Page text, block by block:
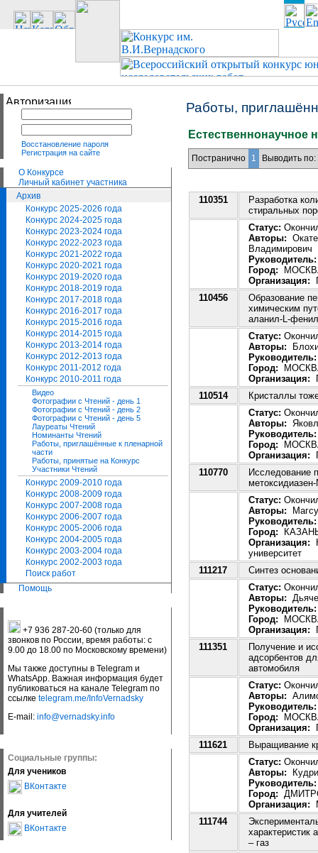
Восстановление пароля
Регистрация на сайте
О Конкурсе
Личный кабинет участника
Архив
Конкурс 2025-2026 года
Конкурс 2024-2025 года
Конкурс 2023-2024 года
Конкурс 2022-2023 года
Конкурс 2021-2022 года
Конкурс 2020-2021 года
Конкурс 2019-2020 года
Конкурс 2018-2019 года
Конкурс 2017-2018 года
Конкурс 2016-2017 года
Конкурс 2015-2016 года
Конкурс 2014-2015 года
Конкурс 2013-2014 года
Конкурс 2012-2013 года
Конкурс 2011-2012 года
Конкурс 2010-2011 года
Видео
Фотографии с Чтений - день 1
Фотографии с Чтений - день 2
Фотографии с Чтений - день 5
Лауреаты Чтений
Номинанты Чтений
Работы, приглашённые к пленарной
части
Работы, принятые на Конкурс
Участники Чтений
Конкурс 2009-2010 года
Конкурс 2008-2009 года
Конкурс 2007-2008 года
Конкурс 2006-2007 года
Конкурс 2005-2006 года
Конкурс 2004-2005 года
Конкурс 2003-2004 года
Конкурс 2002-2003 года
Поиск работ
Помощь
+7 936 287-20-60 (только для
звонков по России, время работы: с
9.00 до 18.00 по Московскому времени)
Мы также доступны в Telegram и
WhatsApp. Важная информация будет
публиковаться на канале Telegram по
ссылке telegram.me/InfoVernadsky
E-mail: info@vernadsky.info
Социальные группы:
Для учеников
ВКонтакте
Для учителей
ВКонтакте
Работы,
Естественнонаучное
Постранично 1 Выводить по:
110351
Разработка
стиральных
Статус:
Авторы:
Владимирович
Руководитель:
Город:
Организация:
110456
Образование
химическим
аланил-L-
Статус:
Авторы:
Руководитель:
Город:
Организация:
110514
Кристаллы
Статус:
Авторы:
Руководитель:
Город:
Организация:
110770
Исследование
Статус:
Авторы:
Руководитель:
Город:
Организация:
университет
111217
Синтез
Статус:
Авторы:
Руководитель:
Город:
Организация:
111351
Получение и
адсорбентов
автомобиля
Статус:
Авторы:
Руководитель:
Город:
Организация:
111621
Выращивание
Статус:
Авторы:
Руководитель:
Город:
Организация:
111744
характеристик
– газ